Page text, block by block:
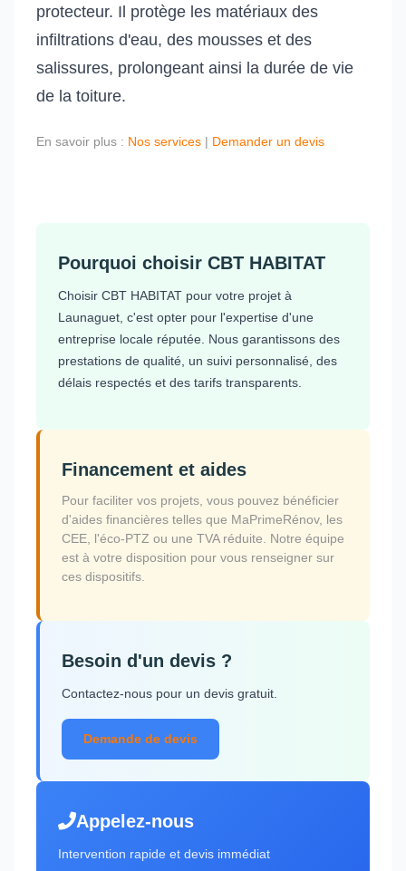
protecteur. Il protège les matériaux des
infiltrations d'eau, des mousses et des
salissures, prolongeant ainsi la durée de vie
de la toiture.
En savoir plus : Nos services | Demander un devis
Pourquoi choisir CBT HABITAT
Choisir CBT HABITAT pour votre projet à
Launaguet, c'est opter pour l'expertise d'une
entreprise locale réputée. Nous garantissons des
prestations de qualité, un suivi personnalisé, des
délais respectés et des tarifs transparents.
Financement et aides
Pour faciliter vos projets, vous pouvez bénéficier
d'aides financières telles que MaPrimeRénov, les
CEE, l'éco-PTZ ou une TVA réduite. Notre équipe
est à votre disposition pour vous renseigner sur
ces dispositifs.
Besoin d'un devis ?
Contactez-nous pour un devis gratuit.
Demande de devis
Appelez-nous
Intervention rapide et devis immédiat